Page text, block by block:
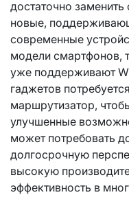
достаточно
новые,
современные
модели смартфонов,
уже поддерживают
гаджетов
маршрутизатор,
улучшенные
может потребовать
долгосрочную
высокую
эффективность в